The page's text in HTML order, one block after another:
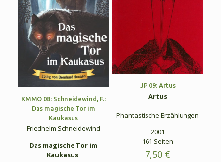
KMMO 08: Schneidewind, F.:
Das magische Tor im
Kaukasus
Friedhelm Schneidewind
Das magische Tor im
Kaukasus
JP 09: Artus
Artus
Phantastische Erzählungen
2001
161 Seiten
7,50 €